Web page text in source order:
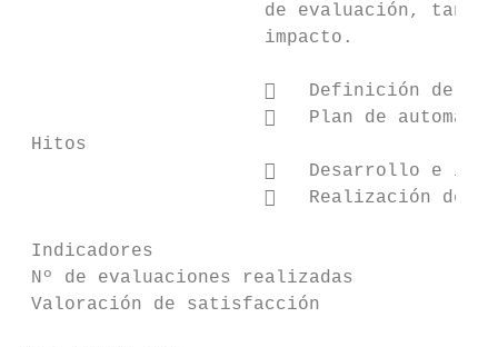
de evaluación,
                      impacto.
   Definición del
   Plan de
Hitos
   Desarrollo e
   Realización de
Indicadores
Nº de evaluaciones realizadas
Valoración de satisfacción